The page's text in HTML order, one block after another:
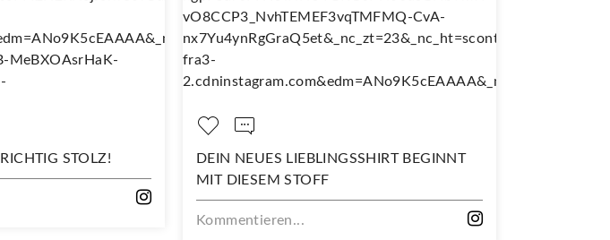
STOLZ!
DEIN NEUES LIEBLINGSSHIRT BEGINNT
MIT DIESEM STOFF
Kommentieren...